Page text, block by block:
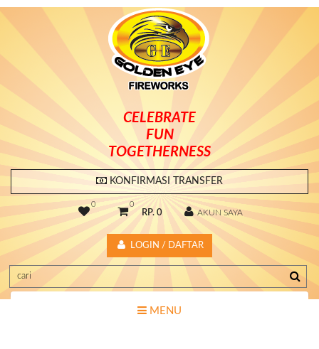
CELEBRATE
FUN
TOGETHERNESS
KONFIRMASI TRANSFER
0 0
RP. 0 AKUN SAYA
LOGIN / DAFTAR
MENU